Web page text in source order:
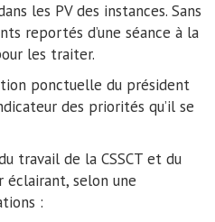
les PV des instances. Sans
reportés d’une séance à la
les traiter.
ponctuelle du président
des priorités qu’il se
travail de la CSSCT et du
éclairant, selon une
: